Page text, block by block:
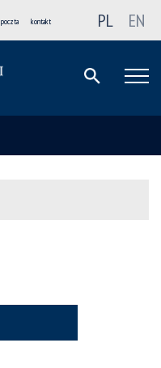
poczta kontakt PL EN